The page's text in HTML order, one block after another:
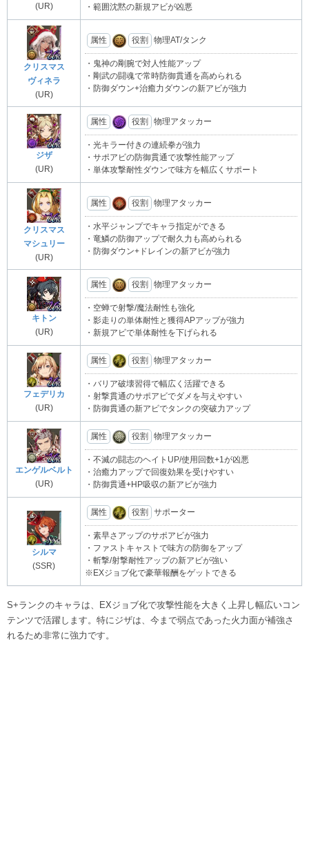
(UR)
・範囲沈黙の新規アビが凶悪
クリスマス
ヴィネラ
(UR)
属性 役割 物理AT/タンク
・鬼神の剛腕で対人性能アップ
・剛武の闘魂で常時防御貫通を高められる
・防御ダウン+治癒力ダウンの新アビが強力
ジザ
(UR)
属性 役割 物理アタッカー
・光キラー付きの連続拳が強力
・サポアビの防御貫通で攻撃性能アップ
・単体攻撃耐性ダウンで味方を幅広くサポート
クリスマス
マシュリー
(UR)
属性 役割 物理アタッカー
・水平ジャンプでキャラ指定ができる
・竜鱗の防御アップで耐久力も高められる
・防御ダウン+ドレインの新アビが強力
キトン
(UR)
属性 役割 物理アタッカー
・空蝉で射撃/魔法耐性も強化
・影走りの単体耐性と獲得APアップが強力
・新規アビで単体耐性を下げられる
フェデリカ
(UR)
属性 役割 物理アタッカー
・バリア破壊習得で幅広く活躍できる
・射撃貫通のサポアビでダメを与えやすい
・防御貫通の新アビでタンクの突破力アップ
エンゲルベルト
(UR)
属性 役割 物理アタッカー
・不滅の闘志のヘイトUP/使用回数+1が凶悪
・治癒力アップで回復効果を受けやすい
・防御貫通+HP吸収の新アビが強力
シルマ
(SSR)
属性 役割 サポーター
・素早さアップのサポアビが強力
・ファストキャストで味方の防御をアップ
・斬撃/射撃耐性アップの新アビが強い
※EXジョブ化で豪華報酬をゲットできる
S+ランクのキャラは、EXジョブ化で攻撃性能を大きく上昇し幅広いコン
テンツで活躍します。特にジザは、今まで弱点であった火力面が補強さ
れるため非常に強力です。